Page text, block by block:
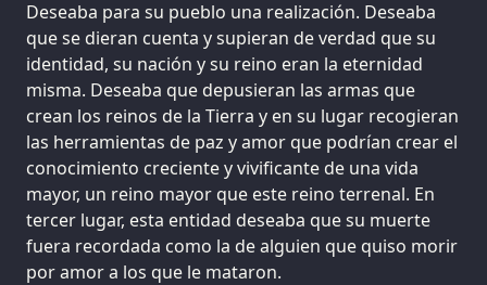
Deseaba para su pueblo una realización. Deseaba
que se dieran cuenta y supieran de verdad que su
identidad, su nación y su reino eran la eternidad
misma. Deseaba que depusieran las armas que
crean los reinos de la Tierra y en su lugar recogieran
las herramientas de paz y amor que podrían crear el
conocimiento creciente y vivificante de una vida
mayor, un reino mayor que este reino terrenal. En
tercer lugar, esta entidad deseaba que su muerte
fuera recordada como la de alguien que quiso morir
por amor a los que le mataron.